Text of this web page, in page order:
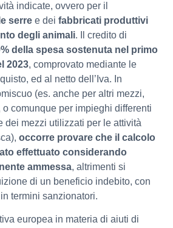
indicate, ovvero per il
serre e dei fabbricati produttivi
degli animali. Il credito di
della spesa sostenuta nel primo
2023, comprovato mediante le
ed al netto dell’Iva. In
(es. anche per altri mezzi,
comunque per impieghi differenti
dei mezzi utilizzati per le attività
occorre provare che il calcolo
effettuato considerando
ammessa, altrimenti si
di un beneficio indebito, con
termini sanzionatori.
europea in materia di aiuti di